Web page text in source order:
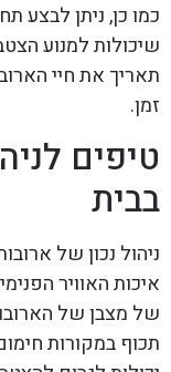
כמו כן, ניתן לבצע
שיכולות למנוע
תאריך את חיי
זמן.
טיפים
בבית
ניהול נכון של
איכות האוויר
של מצבן של
תכוף במקורות